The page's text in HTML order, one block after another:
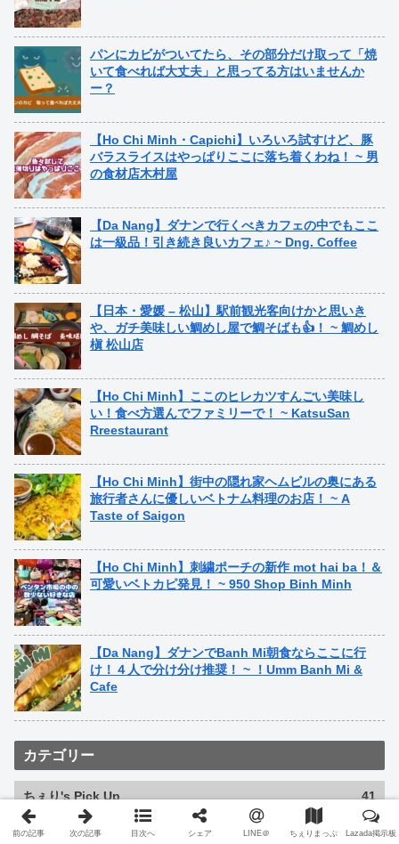
パンにカビがついてたら、その部分だけ取って「焼
いて食べれば大丈夫」と思ってる方はいませんか
ー？
【Ho Chi Minh・Capichi】いろいろ試すけど、豚
バラスライスはやっぱりここに落ち着くわね！ ~ 男
の食材店木村屋
【Da Nang】ダナンで行くべきカフェの中でもここ
は一級品！引き続き良いカフェ♪ ~ Dng. Coffee
【日本・愛媛 – 松山】駅前観光客向けかと思いき
や、ガチ美味しい鯛めし屋で鯛そばも👍！ ~ 鯛めし
槇 松山店
【Ho Chi Minh】ここのヒレカツすんごい美味し
い！食べ方選んでファミリーで！ ~ KatsuSan
Rreestaurant
【Ho Chi Minh】街中の隠れ家ヘムビルの奥にある
旅行者さんに優しいベトナム料理のお店！ ~ A
Taste of Saigon
【Ho Chi Minh】刺繍ポーチの新作 mot hai ba！＆
可愛いベトカピ発見！ ~ 950 Shop Binh Minh
【Da Nang】ダナンでBanh Mi朝食ならここに行
け！４人で分け分け推奨！ ~ ！Umm Banh Mi &
Cafe
カテゴリー
ちぇり's Pick Up 41
ちぇりピク（料理）
8
前の記事 次の記事 目次へ シェア LINE＠ ちぇりまっぷ Lazada掲示板